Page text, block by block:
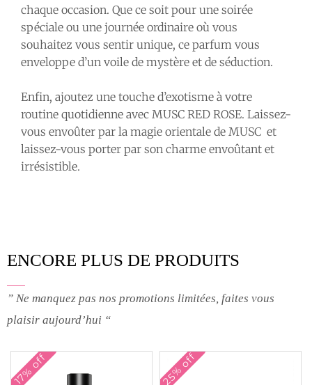
chaque occasion. Que ce soit pour une soirée
spéciale ou une journée ordinaire où vous
souhaitez vous sentir unique, ce parfum vous
enveloppe d’un voile de mystère et de séduction.
Enfin, ajoutez une touche d’exotisme à votre
routine quotidienne avec MUSC RED ROSE. Laissez-
vous envoûter par la magie orientale de MUSC et
laissez-vous porter par son charme envoûtant et
irrésistible.
ENCORE PLUS DE PRODUITS
” Ne manquez pas nos promotions limitées, faites vous
plaisir aujourd’hui “
17% off 25% off